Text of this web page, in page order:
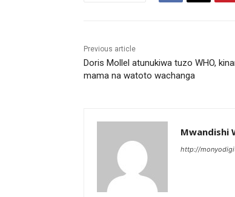
Previous article
Doris Mollel atunukiwa tuzo WHO,
mama na watoto wachanga
Mwandishi
http://